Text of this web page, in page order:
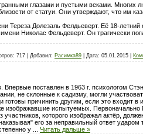
глазами и пустыми веками. Многих
от статуи. Они утверждают, что им
Тереза Долезаль Фелдьеверт. Её 18-
Николас Фельдеверт. Он трагически
717 Добавил: Расимка89 Дата: 05.01.2015
поставлен в 1963 г. психологом
не склонные к садизму, могли
причинить другим, если это входит в
изображавшие испытуемых.
которого изображал актёр,
его за неправильный ответ ударом
у
Читать дальше »